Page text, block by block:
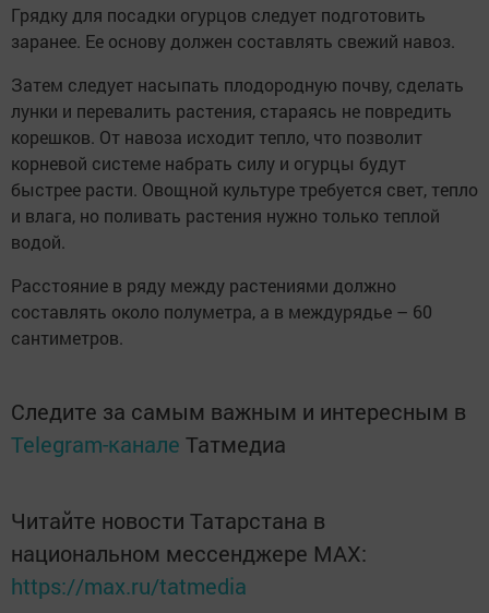
Грядку для посадки огурцов следует подготовить
заранее. Ее основу должен составлять свежий навоз.
Затем следует насыпать плодородную почву, сделать
лунки и перевалить растения, стараясь не повредить
корешков. От навоза исходит тепло, что позволит
корневой системе набрать силу и огурцы будут
быстрее расти. Овощной культуре требуется свет, тепло
и влага, но поливать растения нужно только теплой
водой.
Расстояние в ряду между растениями должно
составлять около полуметра, а в междурядье – 60
сантиметров.
Следите за самым важным и интересным в
Telegram-канале Татмедиа
Читайте новости Татарстана в
национальном мессенджере MАХ:
https://max.ru/tatmedia